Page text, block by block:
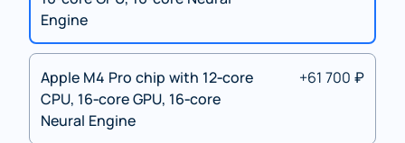
Engine
Apple M4 Pro chip with 12‑core
CPU, 16‑core GPU, 16‑core
Neural Engine
+61 700 ₽